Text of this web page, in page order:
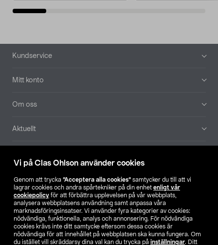
Vi på Clas Ohlson använder cookies
Genom att trycka ”Acceptera alla cookies” samtycker du till att vi
lagrar cookies och andra spårtekniker på din enhet enligt vår
cookiepolicy för att förbättra upplevelsen på vår webbplats,
analysera webbplatsens användning samt anpassa våra
marknadsföringsinsatser. Vi använder fyra kategorier av cookies:
nödvändiga, funktionella, analys och annonsering. För nödvändiga
cookies krävs inte ditt samtycke eftersom dessa cookies är
nödvändiga för att innehållet på webbplatsen ska kunna fungera. Om
du istället vill skräddarsy dina val kan du trycka på inställningar. Ditt
Sidfot
Kundservice
Mitt konto
Om oss
Aktuellt
Hitta butik
SE NO FI